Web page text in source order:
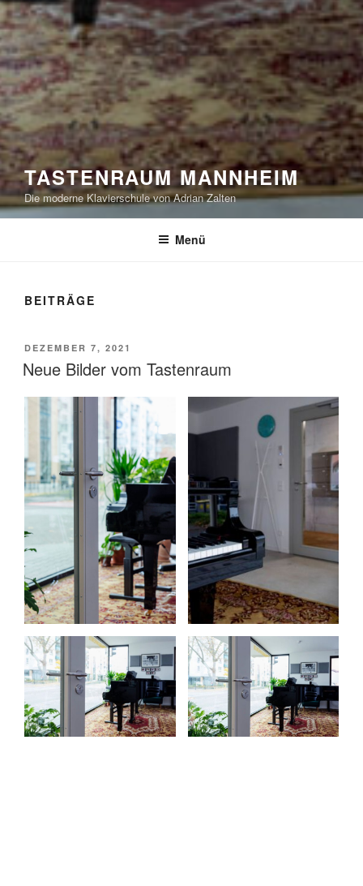
TASTENRAUM MANNHEIM
Die moderne Klavierschule von Adrian Zalten
Menü
BEITRÄGE
VERÖFFENTLICHT
AM
DEZEMBER 7, 2021
Neue Bilder vom Tastenraum